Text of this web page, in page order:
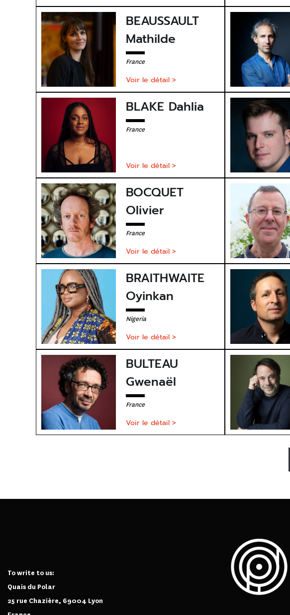
BEAUSSAULT
Mathilde
France
Voir le détail >
BLAKE Dahlia
France
Voir le détail >
BOCQUET
Olivier
France
Voir le détail >
BRAITHWAITE
Oyinkan
Nigeria
Voir le détail >
BULTEAU
Gwenaël
France
Voir le détail >
To write to us:
Quais du Polar
25 rue Chazière, 69004 Lyon